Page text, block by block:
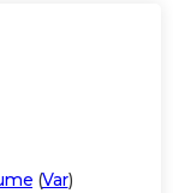
(Var)